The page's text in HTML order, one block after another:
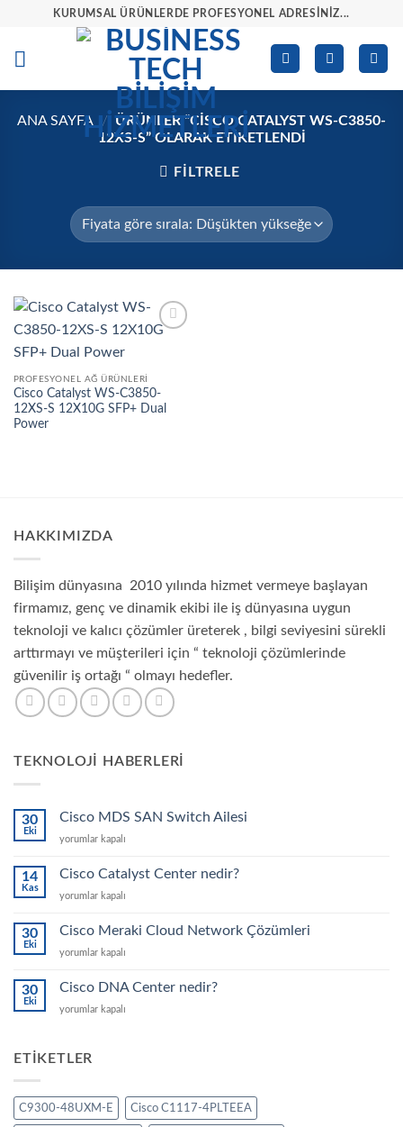
KURUMSAL ÜRÜNLERDE PROFESYONEL ADRESINIZ...
ANA SAYFA / ÜRÜNLER “CISCO CATALYST WS-C3850-
12XS-S” OLARAK ETIKETLENDI
FILTRELE
PROFESYONEL AĞ ÜRÜNLERI
Cisco Catalyst WS-C3850-
12XS-S 12X10G SFP+ Dual
Power
HAKKIMIZDA
Bilişim dünyasına 2010 yılında hizmet vermeye başlayan
firmamız, genç ve dinamik ekibi ile iş dünyasına uygun
teknoloji ve kalıcı çözümler üreterek , bilgi seviyesini sürekli
arttırmayı ve müşterileri için “ teknoloji çözümlerinde
güvenilir iş ortağı “ olmayı hedefler.
TEKNOLOJI HABERLERI
30
Eki
Cisco MDS SAN Switch Ailesi
Cisco
SAN
Ailesi
yorumlar kapalı
14
Kas
Cisco Catalyst Center nedir?
Cisco
Center
için
yorumlar kapalı
30
Eki
Cisco Meraki Cloud Network Çözümleri
Cisco
Cloud
Çözümleri
yorumlar kapalı
30
Eki
Cisco DNA Center nedir?
Cisco
nedir?
yorumlar kapalı
ETIKETLER
C9300-48UXM-E Cisco C1117-4PLTEEA